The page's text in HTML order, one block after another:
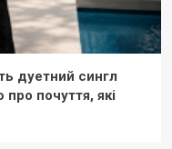
дуетний сингл
почуття, які